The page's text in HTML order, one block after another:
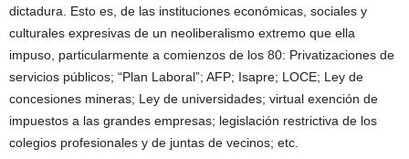
dictadura. Esto es, de las instituciones económicas, sociales y
culturales expresivas de un neoliberalismo extremo que ella
impuso, particularmente a comienzos de los 80: Privatizaciones de
servicios públicos; “Plan Laboral”; AFP; Isapre; LOCE; Ley de
concesiones mineras; Ley de universidades; virtual exención de
impuestos a las grandes empresas; legislación restrictiva de los
colegios profesionales y de juntas de vecinos; etc.